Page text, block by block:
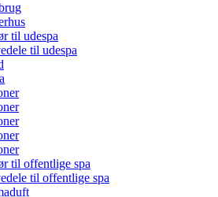
til udespa
til udespa
til offentlige spa
til offentlige spa